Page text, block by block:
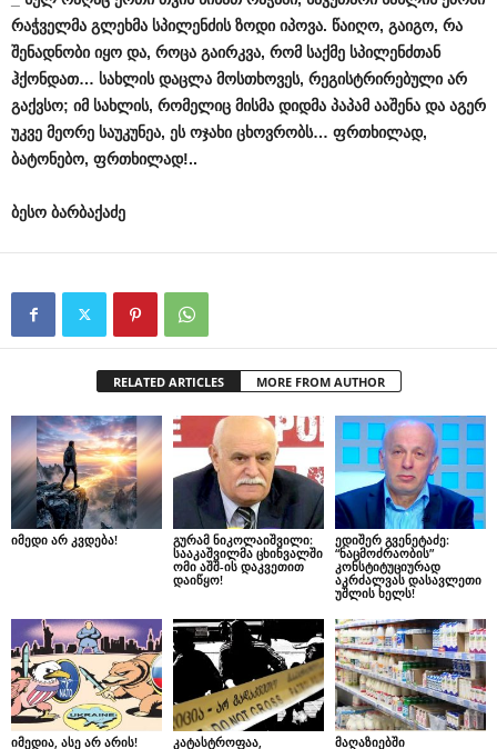
რაჭველმა გლეხმა სპილენძის ზოდი იპოვა. წაიღო, გაიგო, რა
შენადნობი იყო და, როცა გაირკვა, რომ საქმე სპილენძთან
ჰქონდათ… სახლის დაცლა მოსთხოვეს, რეგისტრირებული არ
გაქვსო; იმ სახლის, რომელიც მისმა დიდმა პაპამ ააშენა და აგერ
უკვე მეორე საუკუნეა, ეს ოჯახი ცხოვრობს… ფრთხილად,
ბატონებო, ფრთხილად!..
ბესო ბარბაქაძე
RELATED ARTICLES MORE FROM AUTHOR
იმედი არ კვდება!
გურამ ნიკოლაიშვილი:
სააკაშვილმა ცხინვალში
ომი აშშ-ის დაკვეთით
დაიწყო!
ედიშერ გვენეტაძე:
“ნაცმოძრაობის”
კონსტიტუციურად
აკრძალვას დასავლეთი
უშლის ხელს!
იმედია, ასე არ არის!
კატასტროფაა,
მაღაზიებში